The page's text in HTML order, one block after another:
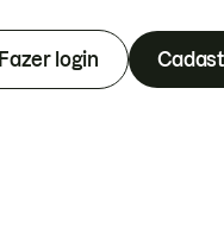
Fazer login